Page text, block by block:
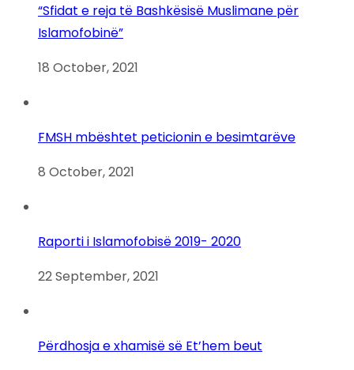
“Sfidat e reja të Bashkësisë Muslimane për
Islamofobinë”
18 October, 2021
FMSH mbështet peticionin e besimtarëve
8 October, 2021
Raporti i Islamofobisë 2019- 2020
22 September, 2021
Përdhosja e xhamisë së Et’hem beut